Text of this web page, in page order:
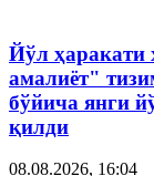
Йўл ҳаракати
амалиёт"
бўйича янги
қилди
08.08.2026, 16:04